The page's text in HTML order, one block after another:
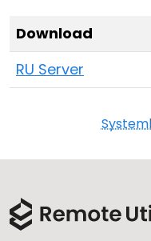
Download
RU Server